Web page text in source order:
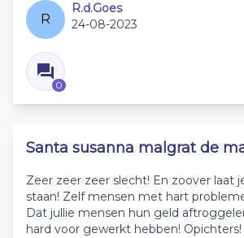
R
R.d.Goes
24-08-2023
0
Santa susanna malgrat de
Zeer zeer zeer slecht! En zoover laat
staan! Zelf mensen met hart
Dat jullie mensen hun geld
hard voor gewerkt hebben! Opichters!